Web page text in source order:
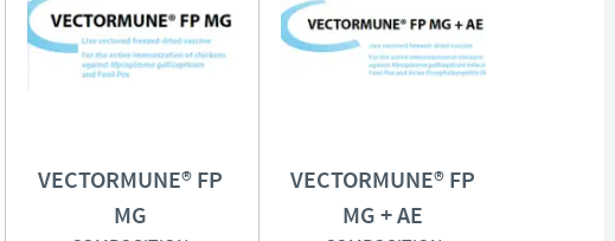
VECTORMUNE® FP
MG
VECTORMUNE® FP
MG + AE